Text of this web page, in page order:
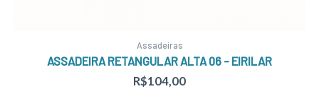
Assadeiras
ASSADEIRA RETANGULAR ALTA 06 – EIRILAR
R$104,00